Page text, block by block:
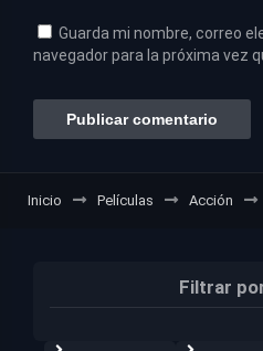
Guarda mi nombre, correo
navegador para la próxima vez
Inicio Películas Acción
Filtrar